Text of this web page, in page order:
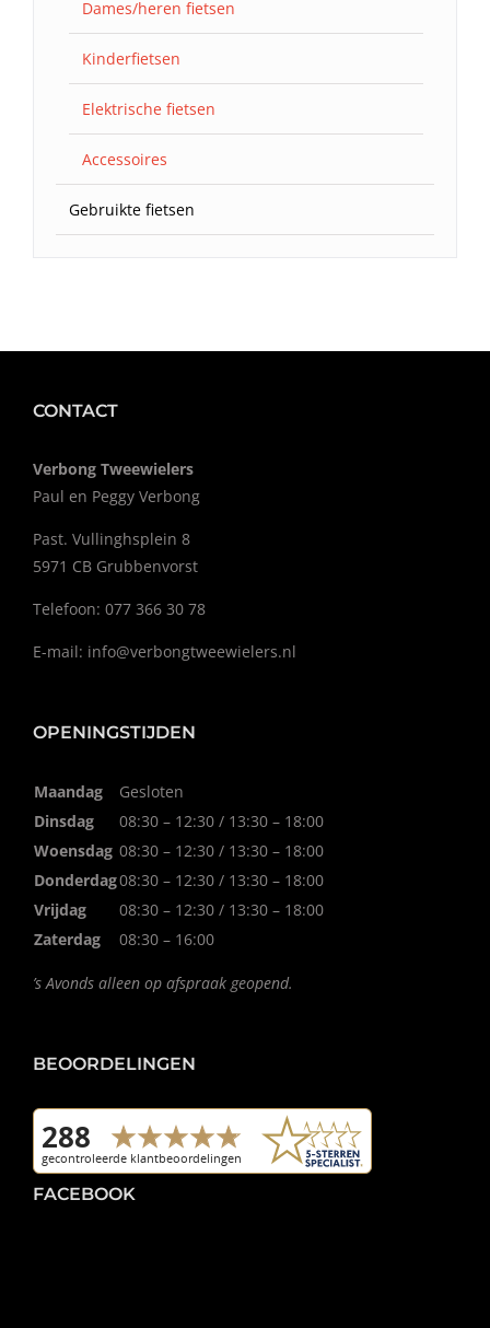
Dames/heren fietsen
Kinderfietsen
Elektrische fietsen
Accessoires
Gebruikte fietsen
CONTACT
Verbong Tweewielers
Paul en Peggy Verbong
Past. Vullinghsplein 8
5971 CB Grubbenvorst
Telefoon: 077 366 30 78
E-mail: info@verbongtweewielers.nl
OPENINGSTIJDEN
Maandag
Gesloten
Dinsdag
08:30 – 12:30 / 13:30 – 18:00
Woensdag 08:30 – 12:30 / 13:30 – 18:00
Donderdag08:30 – 12:30 / 13:30 – 18:00
Vrijdag
08:30 – 12:30 / 13:30 – 18:00
Zaterdag
08:30 – 16:00
’s Avonds alleen op afspraak geopend.
BEOORDELINGEN
FACEBOOK